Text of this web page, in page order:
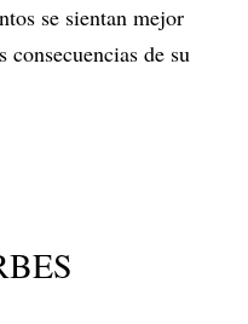
se sientan mejor
de su